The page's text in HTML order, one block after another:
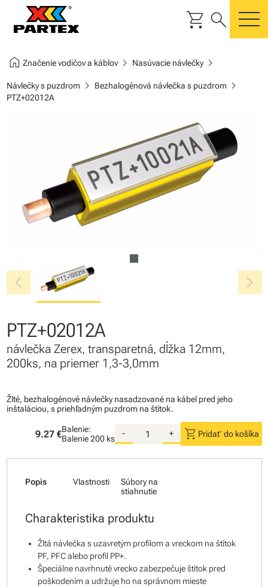
shopping_cart search
home Značenie vodičov a káblovchevron_right Nasúvacie návlečkychevron_right
Návlečky s puzdrom chevron_right Bezhalogénová návlečka s puzdrom chevron_right
PTZ+02012A
chevron_left chevron_right
PTZ+02012A
návlečka Zerex, transparetná, dĺžka 12mm,
200ks, na priemer 1,3-3,0mm
Žlté, bezhalogénové návlečky nasadzované na kábel pred jeho
inštaláciou, s priehľadným puzdrom na štítok.
9.27 €Balenie:
Balenie200 ks
- + shopping_cart Pridať do košíka
Popis Vlastnosti
Súbory na
stiahnutie
Charakteristika produktu
Žltá návlečka s uzavretým profilom a vreckom na štítok
PF, PFC alebo profil PP+.
Špeciálne navrhnuté vrecko zabezpečuje štítok pred
poškodením a udržuje ho na správnom mieste